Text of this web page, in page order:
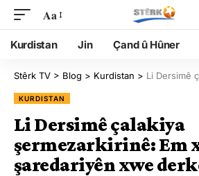
Aa
Kurdistan Jin Çand û Hûner
Stêrk TV > Blog > Kurdistan > Li Dersimê çalakiya
KURDISTAN
Li Dersimê çalakiya
şermezarkirinê: Em
şaredariyên xwe